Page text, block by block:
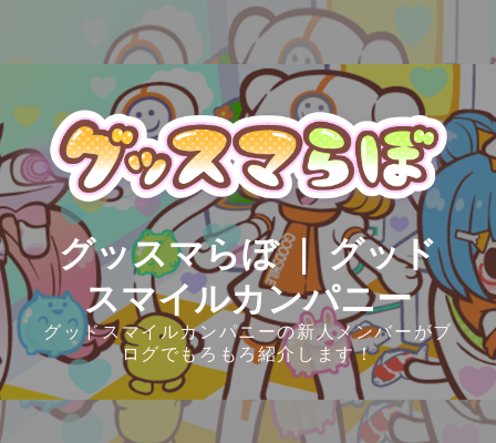
グッスマらぼ ｜ グッド
スマイルカンパニー
グッドスマイルカンパニーの新人メンバーがブ
ログでもろもろ紹介します！